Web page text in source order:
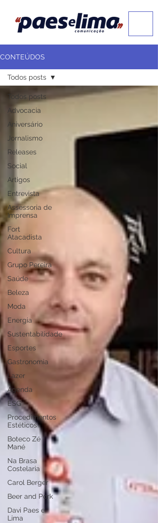
CONTEÚDOS
Todos posts
Advocacia
Aniversário
Jornalismo
Releases
Social
Artigos
Entrevista
Assessoria de
Imprensa
Fort
Atacadista
Cultura
Grupo Pereira
Saúde
Beleza
Moda
Energia
Sustentabilidade
Esportes
Gastronomia
Lazer
Agenda
ESG
Procedimentos
Estéticos
Boteco Zé
Mané
Na Brasa
Costelaria
Carol Berger
Beer and Pork
Davi Paes e
Lima
Todos posts